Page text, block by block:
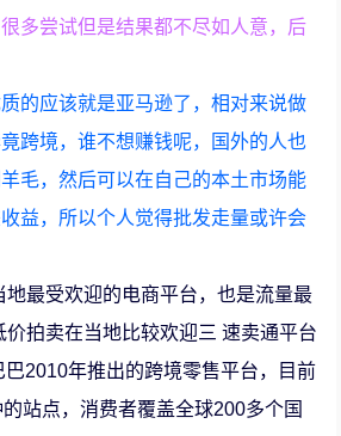
多尝试但是结果都不尽如人意，后
的应该就是亚马逊了，相对来说做
跨境，谁不想赚钱呢，国外的人也
毛，然后可以在自己的本土市场能
益，所以个人觉得批发走量或许会
地最受欢迎的电商平台，也是流量最
拍卖在当地比较欢迎三 速卖通平台
2010年推出的跨境零售平台，目前
站点，消费者覆盖全球200多个国